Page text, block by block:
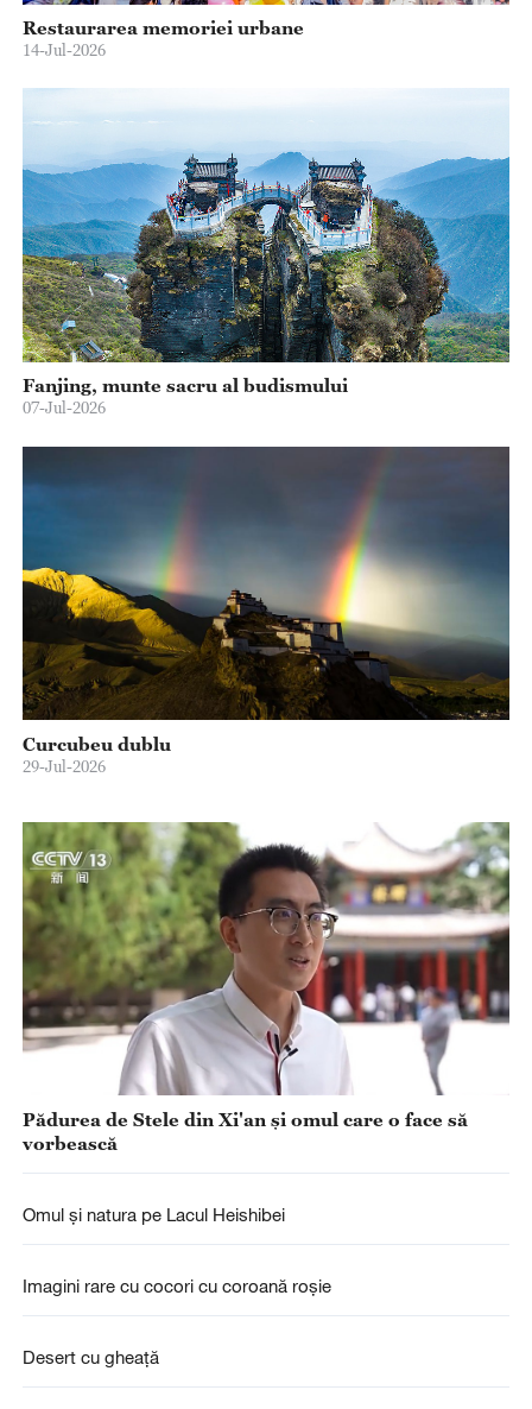
Restaurarea memoriei urbane
14-Jul-2026
Fanjing, munte sacru al budismului
07-Jul-2026
Curcubeu dublu
29-Jul-2026
Pădurea de Stele din Xi'an și omul care o face să
vorbească
Omul și natura pe Lacul Heishibei
Imagini rare cu cocori cu coroană roșie
Desert cu gheață